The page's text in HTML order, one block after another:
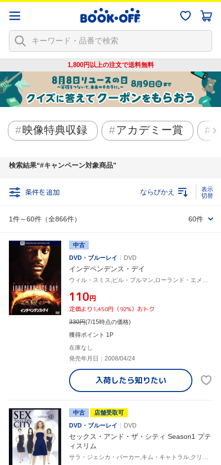
1,800円以上の注文で送料無料
映像特典収録 アカデミー賞
検索結果 #キャンペーン対象商品
条件を追加
1件～60件（全866件）
ならびかえ
60件
中古
DVD・ブルーレイ
DVD
インデペンデンス・デイ
¥110円
定価より1,450円（92%）おトク
330円(7/15時点の価格)
獲得ポイント 1P
在庫なし
発売年月日：2008/04/24
入荷したら知りたい
中古
店舗受取可
DVD・ブルーレイ
DVD
セックス・アンド・ザ・シティ Season1 プテ
ィスリム